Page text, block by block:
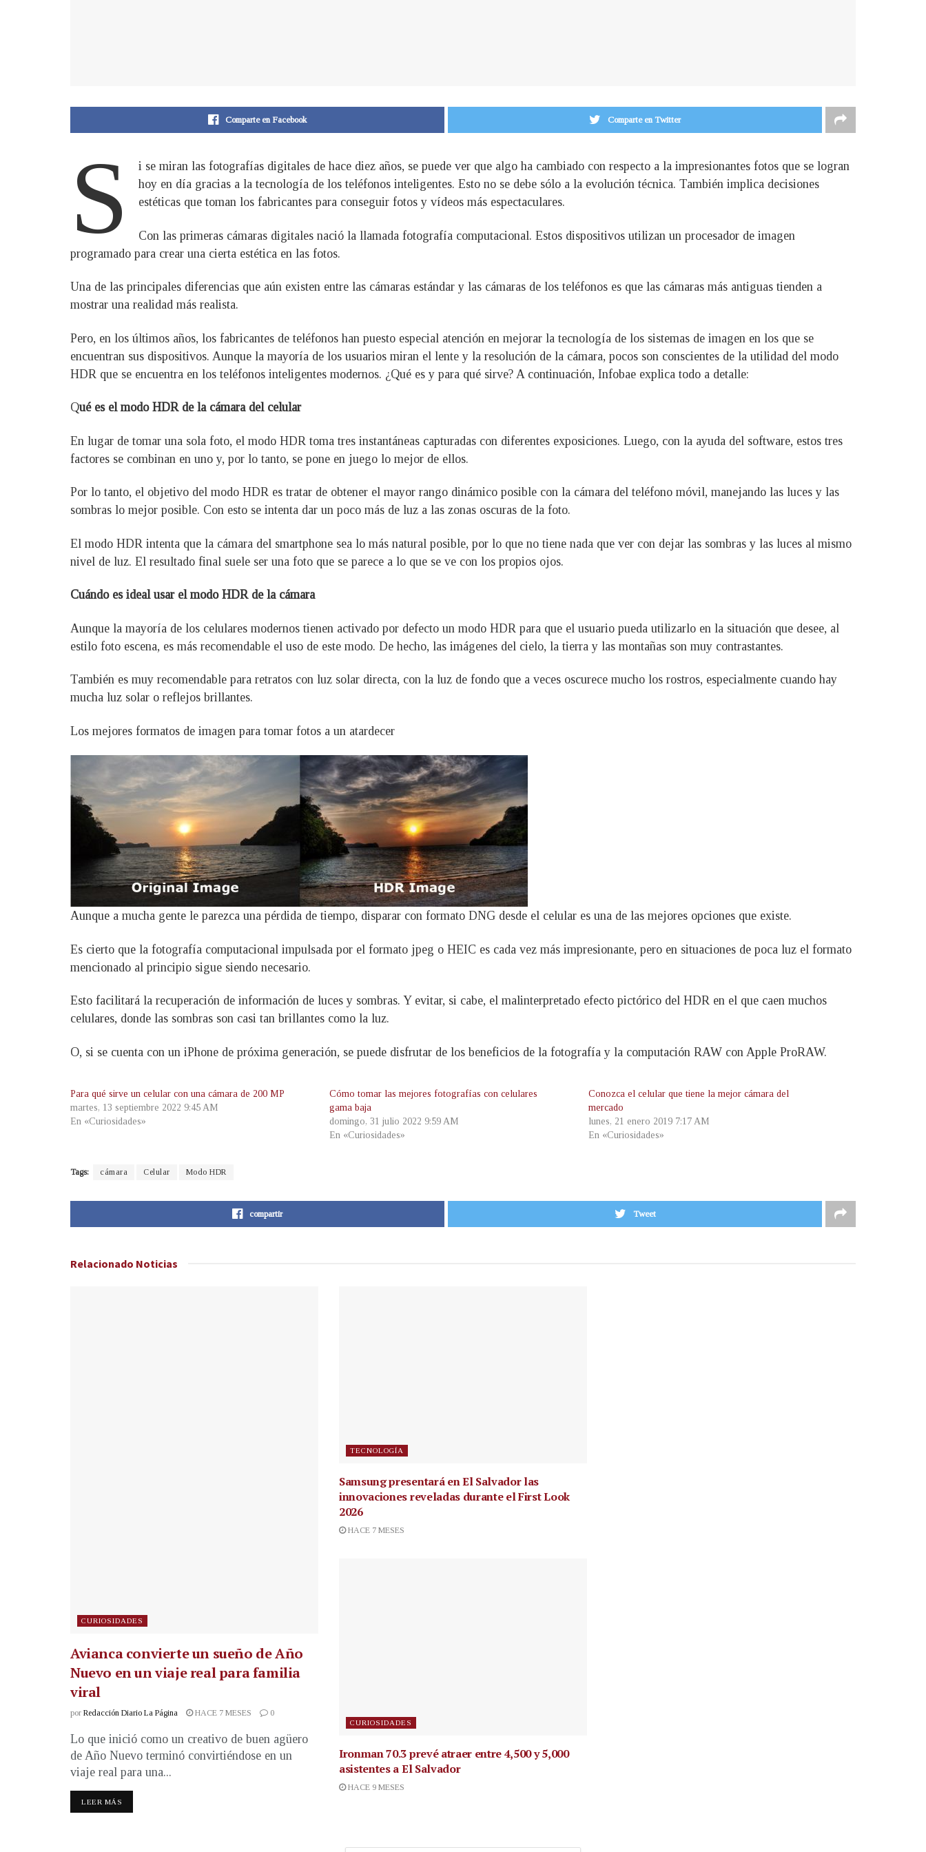
Comparte en Facebook Comparte en Twitter
S
i se miran las fotografías digitales de hace diez años, se puede ver que algo ha cambiado con respecto a la impresionantes fotos que se logran
hoy en día gracias a la tecnología de los teléfonos inteligentes. Esto no se debe sólo a la evolución técnica. También implica decisiones
estéticas que toman los fabricantes para conseguir fotos y vídeos más espectaculares.
Con las primeras cámaras digitales nació la llamada fotografía computacional. Estos dispositivos utilizan un procesador de imagen
programado para crear una cierta estética en las fotos.
Una de las principales diferencias que aún existen entre las cámaras estándar y las cámaras de los teléfonos es que las cámaras más antiguas tienden a
mostrar una realidad más realista.
Pero, en los últimos años, los fabricantes de teléfonos han puesto especial atención en mejorar la tecnología de los sistemas de imagen en los que se
encuentran sus dispositivos. Aunque la mayoría de los usuarios miran el lente y la resolución de la cámara, pocos son conscientes de la utilidad del modo
HDR que se encuentra en los teléfonos inteligentes modernos. ¿Qué es y para qué sirve? A continuación, Infobae explica todo a detalle:
Qué es el modo HDR de la cámara del celular
En lugar de tomar una sola foto, el modo HDR toma tres instantáneas capturadas con diferentes exposiciones. Luego, con la ayuda del software, estos tres
factores se combinan en uno y, por lo tanto, se pone en juego lo mejor de ellos.
Por lo tanto, el objetivo del modo HDR es tratar de obtener el mayor rango dinámico posible con la cámara del teléfono móvil, manejando las luces y las
sombras lo mejor posible. Con esto se intenta dar un poco más de luz a las zonas oscuras de la foto.
El modo HDR intenta que la cámara del smartphone sea lo más natural posible, por lo que no tiene nada que ver con dejar las sombras y las luces al mismo
nivel de luz. El resultado final suele ser una foto que se parece a lo que se ve con los propios ojos.
Cuándo es ideal usar el modo HDR de la cámara
Aunque la mayoría de los celulares modernos tienen activado por defecto un modo HDR para que el usuario pueda utilizarlo en la situación que desee, al
estilo foto escena, es más recomendable el uso de este modo. De hecho, las imágenes del cielo, la tierra y las montañas son muy contrastantes.
También es muy recomendable para retratos con luz solar directa, con la luz de fondo que a veces oscurece mucho los rostros, especialmente cuando hay
mucha luz solar o reflejos brillantes.
Los mejores formatos de imagen para tomar fotos a un atardecer
Aunque a mucha gente le parezca una pérdida de tiempo, disparar con formato DNG desde el celular es una de las mejores opciones que existe.
Es cierto que la fotografía computacional impulsada por el formato jpeg o HEIC es cada vez más impresionante, pero en situaciones de poca luz el formato
mencionado al principio sigue siendo necesario.
Esto facilitará la recuperación de información de luces y sombras. Y evitar, si cabe, el malinterpretado efecto pictórico del HDR en el que caen muchos
celulares, donde las sombras son casi tan brillantes como la luz.
O, si se cuenta con un iPhone de próxima generación, se puede disfrutar de los beneficios de la fotografía y la computación RAW con Apple ProRAW.
Para qué sirve un celular con una cámara de 200 MP
martes, 13 septiembre 2022 9:45 AM
En «Curiosidades»
Cómo tomar las mejores fotografías con celulares
gama baja
domingo, 31 julio 2022 9:59 AM
En «Curiosidades»
Conozca el celular que tiene la mejor cámara del
mercado
lunes, 21 enero 2019 7:17 AM
En «Curiosidades»
Tags: cámara Celular Modo HDR
compartir Tweet
Relacionado Noticias
CURIOSIDADES
Avianca convierte un sueño de Año
Nuevo en un viaje real para familia
viral
por Redacción Diario La Página HACE 7 MESES 0
Lo que inició como un creativo de buen agüero
de Año Nuevo terminó convirtiéndose en un
viaje real para una...
LEER MÁS
TECNOLOGÍA
Samsung presentará en El Salvador las
innovaciones reveladas durante el First Look
2026
HACE 7 MESES
CURIOSIDADES
Ironman 70.3 prevé atraer entre 4,500 y 5,000
asistentes a El Salvador
HACE 9 MESES